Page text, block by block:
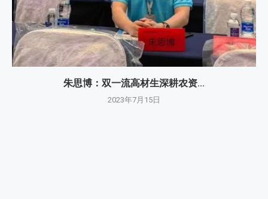
朱思博：双一流高材生深耕农资...
2023年7月15日